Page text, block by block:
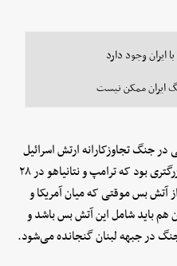
ایران وجود دارد
ایران ممکن نیست
استثنایی در جنگ تجاوزکارانه ارتش اسرائیل
علیه لبنان بود. این نبرد بخشی از جنگ بزرگتری بود که ترامپ و نتانیاهو در ۲۸
بعد از آتش بس موقتی که میان آمریکا و
هم باید شامل این آتش بس باشد و
در جبهه لبنان گنجانده می‌شود.